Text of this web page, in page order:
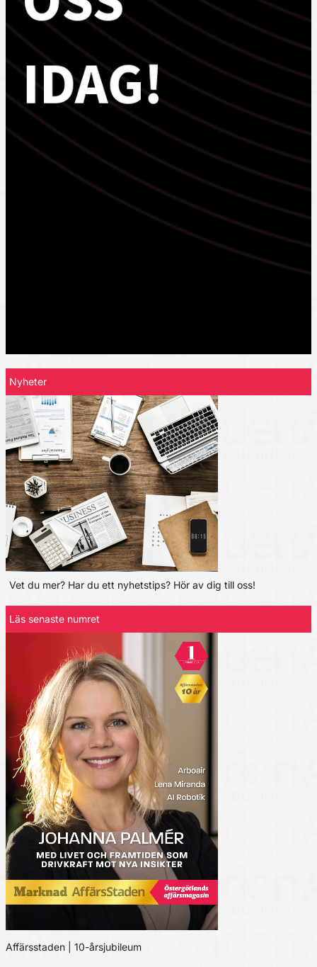
Nyheter
Vet du mer? Har du ett nyhetstips? Hör av dig till oss!
Läs senaste numret
Affärsstaden | 10-årsjubileum